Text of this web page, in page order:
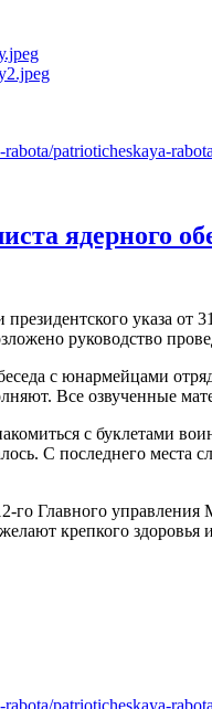
patrioticheskaya-
ядерного
указа
руководство
с юнармейцами
Все озвученные
с буклетами
С последнего
Главного
крепкого